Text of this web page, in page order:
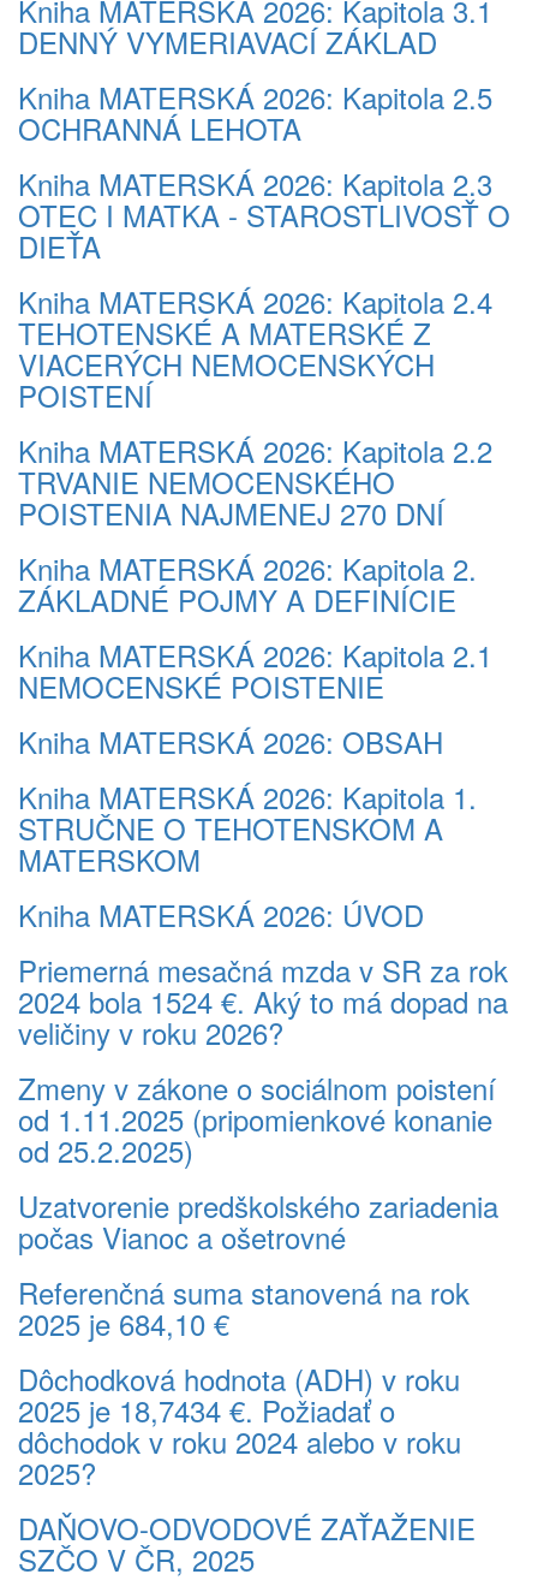
Kniha MATERSKÁ 2026: Kapitola 3.1
DENNÝ VYMERIAVACÍ ZÁKLAD
Kniha MATERSKÁ 2026: Kapitola 2.5
OCHRANNÁ LEHOTA
Kniha MATERSKÁ 2026: Kapitola 2.3
OTEC I MATKA - STAROSTLIVOSŤ O
DIEŤA
Kniha MATERSKÁ 2026: Kapitola 2.4
TEHOTENSKÉ A MATERSKÉ Z
VIACERÝCH NEMOCENSKÝCH
POISTENÍ
Kniha MATERSKÁ 2026: Kapitola 2.2
TRVANIE NEMOCENSKÉHO
POISTENIA NAJMENEJ 270 DNÍ
Kniha MATERSKÁ 2026: Kapitola 2.
ZÁKLADNÉ POJMY A DEFINÍCIE
Kniha MATERSKÁ 2026: Kapitola 2.1
NEMOCENSKÉ POISTENIE
Kniha MATERSKÁ 2026: OBSAH
Kniha MATERSKÁ 2026: Kapitola 1.
STRUČNE O TEHOTENSKOM A
MATERSKOM
Kniha MATERSKÁ 2026: ÚVOD
Priemerná mesačná mzda v SR za rok
2024 bola 1524 €. Aký to má dopad na
veličiny v roku 2026?
Zmeny v zákone o sociálnom poistení
od 1.11.2025 (pripomienkové konanie
od 25.2.2025)
Uzatvorenie predškolského zariadenia
počas Vianoc a ošetrovné
Referenčná suma stanovená na rok
2025 je 684,10 €
Dôchodková hodnota (ADH) v roku
2025 je 18,7434 €. Požiadať o
dôchodok v roku 2024 alebo v roku
2025?
DAŇOVO-ODVODOVÉ ZAŤAŽENIE
SZČO V ČR, 2025